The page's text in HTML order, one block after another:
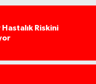
Hastalık Riskini